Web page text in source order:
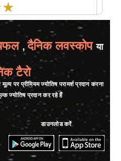
2022
2022
2022
khatam
, दैनिक लवस्कोपया
टैरो
पर प्रीमियम ज्योतिष परामर्श प्रदान करना
ज्योतिष प्रदान कर रहे हैं
डाउनलोड करें